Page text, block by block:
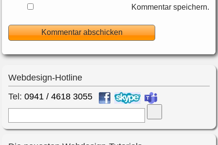
Kommentar speichern.
Webdesign-Hotline
Tel:0941 / 4618 3055